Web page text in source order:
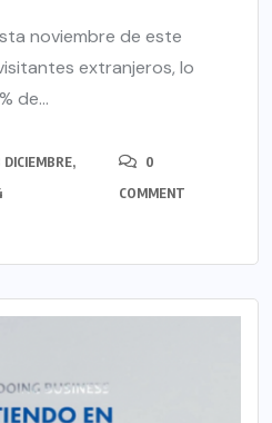
noviembre de este
extranjeros, lo
de...
DICIEMBRE,
0
COMMENT